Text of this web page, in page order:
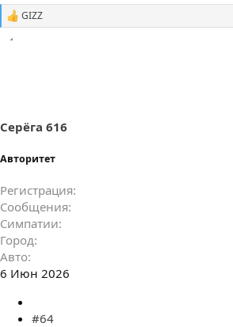
С
:
GIZZ
Серёга 616
Авторитет
Регистрация
Сообщения
Симпатии
Город
Авто
6 Июн 2026
#64